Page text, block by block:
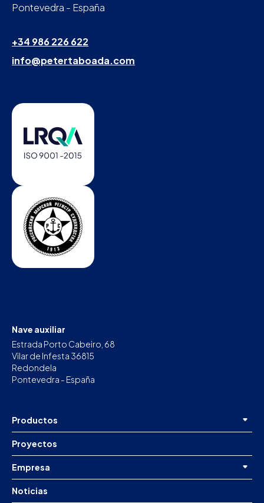
Pontevedra - España
+34 986 226 622
info@petertaboada.com
Nave auxiliar
Estrada Porto Cabeiro, 68
Vilar de Infesta 36815
Redondela
Pontevedra - España
Productos
Proyectos
Empresa
Noticias